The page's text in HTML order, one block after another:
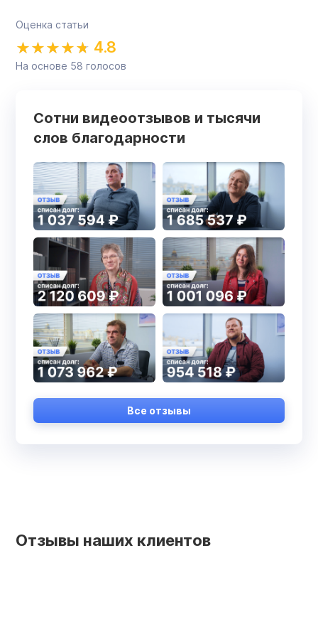
Оценка статьи
4.8
На основе 58 голосов
Сотни видеоотзывов и тысячи
слов благодарности
Все отзывы
Отзывы наших клиентов